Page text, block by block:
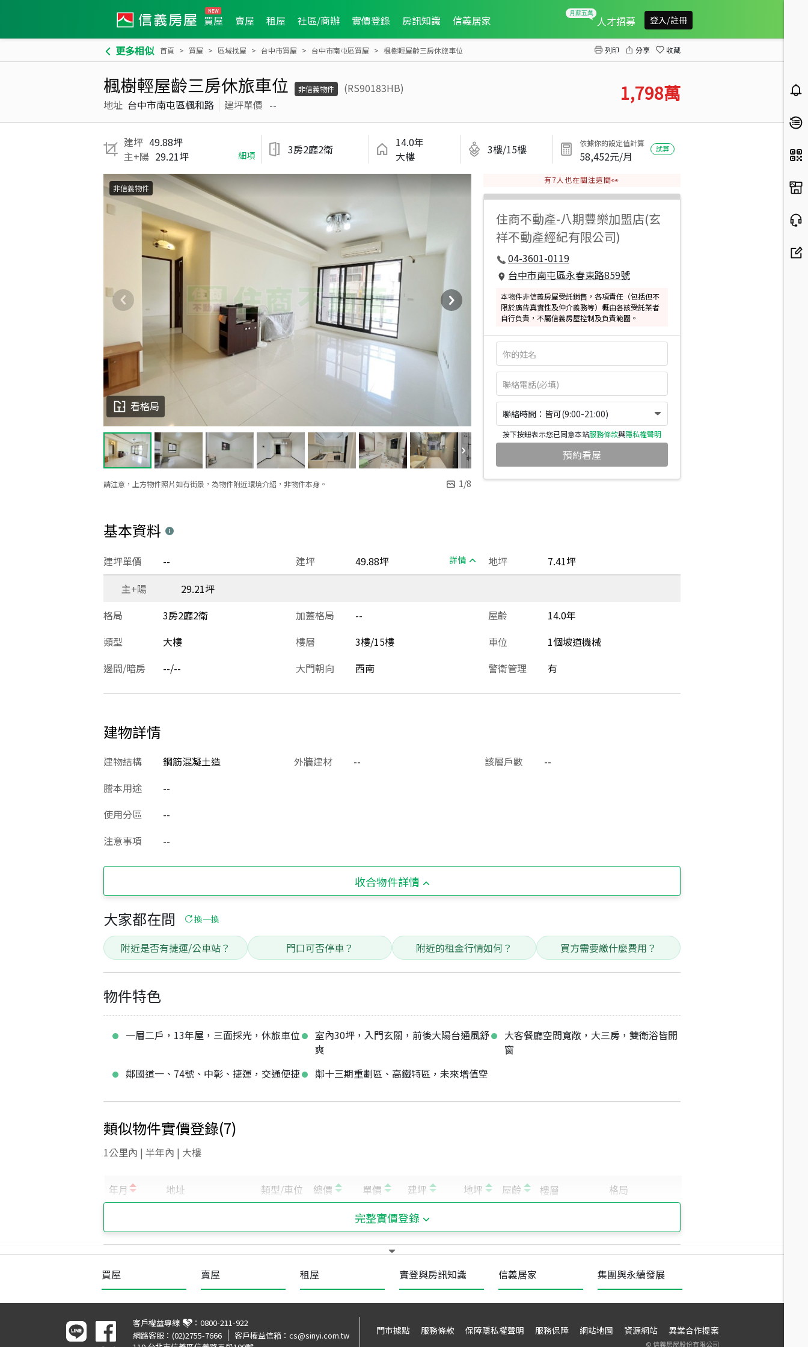
買屋 賣屋 租屋 社區/商辦 實價登錄 房訊知識 信義居家 人才招募 登入/註冊
更多相似 首頁 買屋 區域找屋 台中市買屋 台中市南屯區買屋 楓樹輕屋齡三房休旅車位 列印 分享 收藏
楓樹輕屋齡三房休旅車位 非信義物件
(RS90183HB)
地址 台中市南屯區楓和路 建坪單價 -- 1,798萬
建坪 49.88坪
主+陽 29.21坪 細項 3房2廳2衛
14.0年
大樓
3樓/15樓 依據你的設定值計算
58,452元/月
試算
請注意，上方物件照片如有街景，為物件附近環境介紹，非物件本身。 1/8
看格局
非信義物件
有7人也在關注這間👀
住商不動產-八期豐樂加盟店(玄
祥不動產經紀有限公司)
04-3601-0119
台中市南屯區永春東路859號
本物件非信義房屋受託銷售，各項責任（包括但不
限於廣告真實性及仲介義務等）概由各該受託業者
自行負責，不屬信義房屋控制及負責範圍。
聯絡時間：皆可(9:00-21:00)
按下按鈕表示您已同意本站服務條款與隱私權聲明
預約看屋
基本資料
建坪 49.88坪 詳情
建坪單價 -- 地坪
7.41坪
主+陽
29.21坪
格局
3房2廳2衛 加蓋格局 -- 屋齡
14.0年
類型
大樓 樓層 3樓/15樓 車位
1個坡道機械
邊間/暗房
--/-- 大門朝向 西南 警衛管理 有
建物詳情
建物結構 鋼筋混凝土造 外牆建材 -- 該層戶數
--
謄本用途
--
使用分區
--
注意事項
--
收合物件詳情
大家都在問 換一換
附近是否有捷運/公車站？ 門口可否停車？ 附近的租金行情如何？ 買方需要繳什麼費用？
物件特色
一層二戶，13年屋，三面採光，休旅車位
室內30坪，入門玄關，前後大陽台通風舒
爽
大客餐廳空間寬敞，大三房，雙衛浴皆開
窗
鄰國道一、74號、中彰、捷運，交通便捷
鄰十三期重劃區、高鐵特區，未來增值空
類似物件實價登錄(7)
1公里內 | 半年內 | 大樓
完整實價登錄
買屋 賣屋 租屋 實登與房訊知識 信義居家 集團與永續發展
客戶權益專線 ： 0800-211-922
網路客服： (02)2755-7666 客戶權益信箱： cs@sinyi.com.tw
門市據點 服務條款 保障隱私權聲明 服務保障 網站地圖 資源網站 異業合作提案
©信義房屋股份有限公司